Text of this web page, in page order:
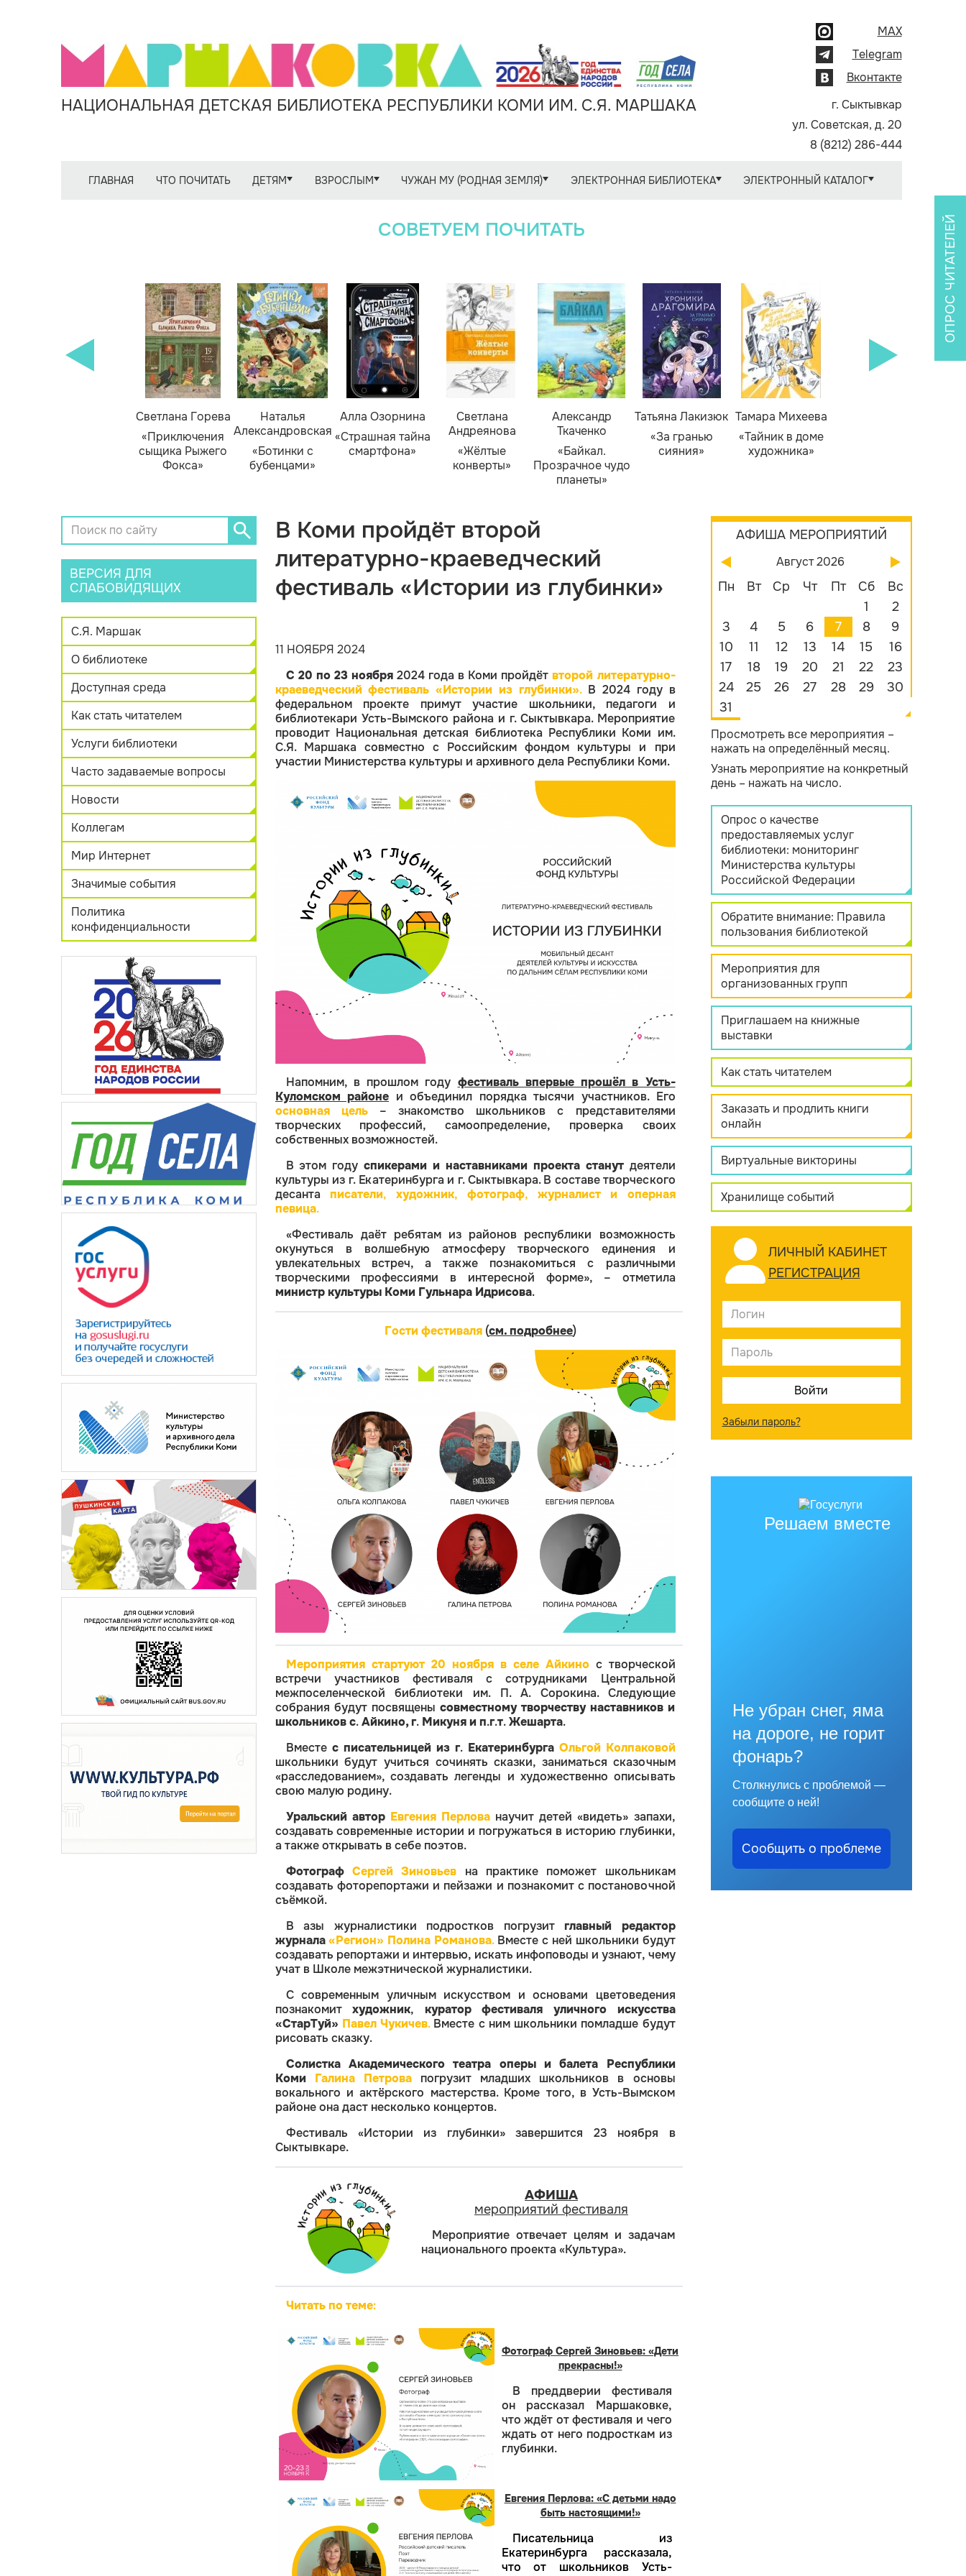
НАЦИОНАЛЬНАЯ ДЕТСКАЯ БИБЛИОТЕКА РЕСПУБЛИКИ КОМИ ИМ. С.Я. МАРШАКА
MAX
Telegram
Вконтакте
г. Сыктывкар
ул. Советская, д. 20
8 (8212) 286-444
ГЛАВНАЯ ЧТО ПОЧИТАТЬ ДЕТЯМ ВЗРОСЛЫМ ЧУЖАН МУ (РОДНАЯ ЗЕМЛЯ) ЭЛЕКТРОННАЯ БИБЛИОТЕКА ЭЛЕКТРОННЫЙ КАТАЛОГ
СОВЕТУЕМ ПОЧИТАТЬ
Светлана Горева
«Приключения
сыщика Рыжего
Фокса»
Наталья
Александровская
«Ботинки с
бубенцами»
Алла Озорнина
«Страшная тайна
смартфона»
Светлана
Андреянова
«Жёлтые
конверты»
Александр
Ткаченко
«Байкал.
Прозрачное чудо
планеты»
Татьяна Лакизюк
«За гранью
сияния»
Тамара Михеева
«Тайник в доме
художника»
ВЕРСИЯ ДЛЯ
СЛАБОВИДЯЩИХ
С.Я. Маршак
О библиотеке
Доступная среда
Как стать читателем
Услуги библиотеки
Часто задаваемые вопросы
Новости
Коллегам
Мир Интернет
Значимые события
Политика
конфиденциальности
В Коми пройдёт второй
литературно-краеведческий
фестиваль «Истории из глубинки»
11 НОЯБРЯ 2024
С 20 по 23 ноября 2024 года в Коми пройдёт второй литературно-
краеведческий фестиваль «Истории из глубинки». В 2024 году в
федеральном проекте примут участие школьники, педагоги и
библиотекари Усть-Вымского района и г. Сыктывкара. Мероприятие
проводит Национальная детская библиотека Республики Коми им.
С.Я. Маршака совместно с Российским фондом культуры и при
участии Министерства культуры и архивного дела Республики Коми.
Напомним, в прошлом году фестиваль впервые прошёл в Усть-
Куломском районе и объединил порядка тысячи участников. Его
основная цель– знакомство школьников с представителями
творческих профессий, самоопределение, проверка своих
собственных возможностей.
В этом годуспикерами и наставниками проекта станутдеятели
культуры из г. Екатеринбурга и г. Сыктывкара. В составе творческого
десанта писатели, художник, фотограф, журналист и оперная
певица.
«Фестиваль даёт ребятам из районов республики возможность
окунуться в волшебную атмосферу творческого единения и
увлекательных встреч, а также познакомиться с различными
творческими профессиями в интересной форме», – отметила
министр культуры Коми Гульнара Идрисова.
Гости фестиваля (см. подробнее)
Мероприятия стартуют 20 ноября в селе Айкино с творческой
встречи участников фестиваля с сотрудниками Центральной
межпоселенческой библиотеки им. П. А. Сорокина. Следующие
собрания будут посвящены совместному творчеству наставников и
школьников с.Айкино, г.Микуня и п.г.т.Жешарта.
Вместе с писательницей из г.ЕкатеринбургаОльгой Колпаковой
школьники будут учиться сочинять сказки, заниматься сказочным
«расследованием», создавать легенды и художественно описывать
свою малую родину.
Уральский авторЕвгения Перлованаучит детей «видеть» запахи,
создавать современные истории и погружаться в историю глубинки,
а также открывать в себе поэтов.
ФотографСергей Зиновьев
на практике поможет школьникам
создавать фоторепортажи и пейзажи и познакомит с постановочной
съёмкой.
В азы журналистики подростков погрузит главный редактор
журнала«Регион» Полина Романова.Вместе с ней школьники будут
создавать репортажи и интервью, искать инфоповоды и узнают, чему
учат в Школе межэтнической журналистики.
С современным уличным искусством и основами цветоведения
познакомитхудожник, куратор фестиваля уличного искусства
«СтарТуй» Павел Чукичев.Вместе с ним школьники помладше будут
рисовать сказку.
Солистка Академического театра оперы и балета Республики
Коми Галина Петровапогрузит младших школьников в основы
вокального и актёрского мастерства. Кроме того, в Усть-Вымском
районе она даст несколько концертов.
Фестиваль «Истории из глубинки» завершится 23 ноября в
Сыктывкаре.
АФИША
мероприятий фестиваля
Мероприятие отвечает целям и задачам
национального проекта «Культура».
Читать по теме:
Фотограф Сергей Зиновьев: «Дети
прекрасны!»
В преддверии фестиваля
он рассказал Маршаковке,
что ждёт от фестиваля и чего
ждать от него подросткам из
глубинки.
Евгения Перлова: «С детьми надо
быть настоящими!»
Писательница из
Екатеринбурга рассказала,
что от школьников Усть-
АФИША МЕРОПРИЯТИЙ
Август 2026
Пн Вт Ср Чт Пт Сб
Вс
1
2
3
4 5 6 7 8
9
10
11 12 13 14 15
16
17
18 19 20 21 22
23
24
25 26 27 28 29
30
31
Просмотреть все мероприятия –
нажать на определённый месяц.
Узнать мероприятие на конкретный
день – нажать на число.
Опрос о качестве
предоставляемых услуг
библиотеки: мониторинг
Министерства культуры
Российской Федерации
Обратите внимание: Правила
пользования библиотекой
Мероприятия для
организованных групп
Приглашаем на книжные
выставки
Как стать читателем
Заказать и продлить книги
онлайн
Виртуальные викторины
Хранилище событий
ЛИЧНЫЙ КАБИНЕТ
РЕГИСТРАЦИЯ
Забыли пароль?
Решаем вместе
Не убран снег, яма
на дороге, не горит
фонарь?
Столкнулись с проблемой —
сообщите о ней!
Сообщить о проблеме
ОПРОС ЧИТАТЕЛЕЙ